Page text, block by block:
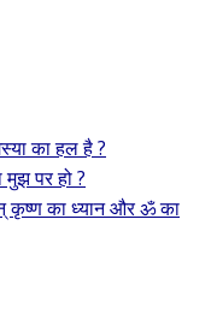
का हल है ?
पर हो ?
कृष्ण का ध्यान और ॐ का